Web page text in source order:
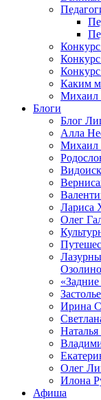
Конкурс
Каким
Михаил
Блоги
Блог
Алла
Михаил
Лариса
Олег
Ирина
Олег
Илона
Афиша